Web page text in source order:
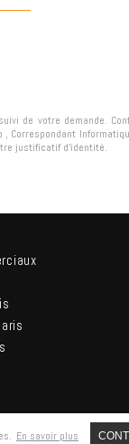
de votre demande.
, Correspondant
justificatif d’identité.
En savoir plus